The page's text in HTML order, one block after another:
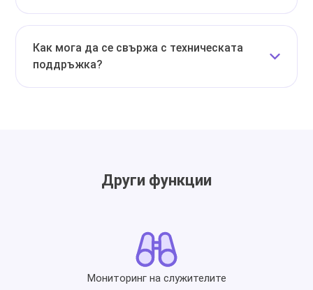
Как мога да се свържа с техническата
поддръжка?
Други функции
Мониторинг на служителите